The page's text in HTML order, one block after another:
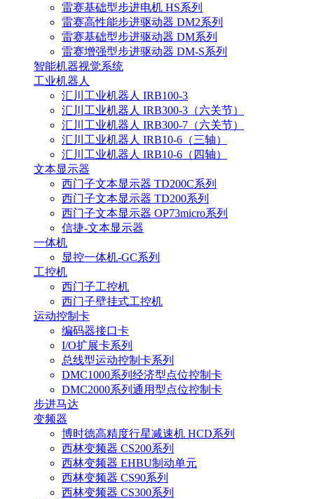
雷赛基础型步进电机 HS系列
雷赛高性能步进驱动器 DM2系列
雷赛基础型步进驱动器 DM系列
雷赛增强型步进驱动器 DM-S系列
智能机器视觉系统
工业机器人
汇川工业机器人 IRB100-3
汇川工业机器人 IRB300-3（六关节）
汇川工业机器人 IRB300-7（六关节）
汇川工业机器人 IRB10-6（三轴）
汇川工业机器人 IRB10-6（四轴）
文本显示器
西门子文本显示器 TD200C系列
西门子文本显示器 TD200系列
西门子文本显示器 OP73micro系列
信捷-文本显示器
一体机
显控一体机-GC系列
工控机
西门子工控机
西门子壁挂式工控机
运动控制卡
编码器接口卡
I/O扩展卡系列
总线型运动控制卡系列
DMC1000系列经济型点位控制卡
DMC2000系列通用型点位控制卡
步进马达
变频器
博时德高精度行星减速机 HCD系列
西林变频器 CS200系列
西林变频器 EHBU制动单元
西林变频器 CS90系列
西林变频器 CS300系列